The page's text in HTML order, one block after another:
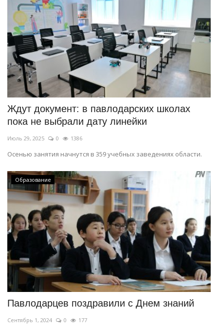
Ждут документ: в павлодарских школах
пока не выбрали дату линейки
Июль 29, 2025 0 1386
Осенью занятия начнутся в 359 учебных заведениях области.
Образование
Павлодарцев поздравили с Днем знаний
Сентябрь 1, 2024 0 177